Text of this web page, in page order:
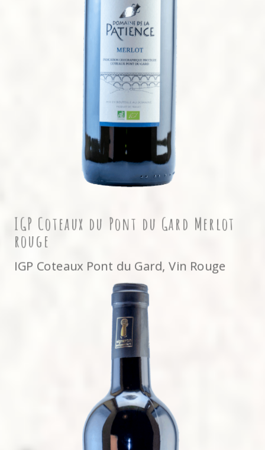
IGP Coteaux du Pont du Gard Merlot
rouge
IGP Coteaux Pont du Gard,Vin Rouge